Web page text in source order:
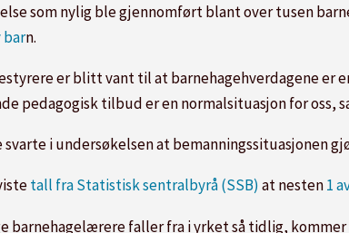
som nylig ble gjennomført blant over tusen
barn.
er blitt vant til at barnehagehverdagene
pedagogisk tilbud er en normalsituasjon for oss,
svarte i undersøkelsen at bemanningssituasjonen
tall fra Statistisk sentralbyrå (SSB) at nesten1
barnehagelærere faller fra i yrket så tidlig,